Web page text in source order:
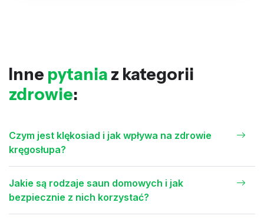
Inne pytania z kategorii
zdrowie:
Czym jest klękosiad i jak wpływa na zdrowie
kręgosłupa?
Jakie są rodzaje saun domowych i jak
bezpiecznie z nich korzystać?